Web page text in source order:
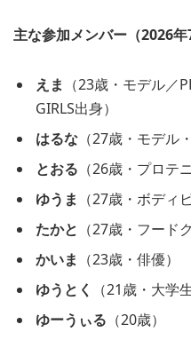
主な参加メンバー（2026年
えま （23歳・モデル／
GIRLS出身）
はるな （27歳・モデル
とおる （26歳・プロテ
ゆうま （27歳・ボディ
たかと （27歳・フード
かいま （23歳・俳優）
ゆうとく
（21歳・大学生
ゆーうぃる （20歳）